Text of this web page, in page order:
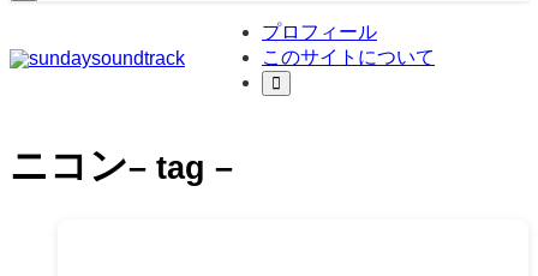
プロフィール
このサイトについて
ニコン– tag –